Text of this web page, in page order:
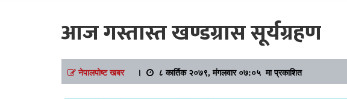
आज गस्तास्त खण्डग्रास सूर्यग्रहण
नेपालपोष्ट खबर। ८ कार्तिक २०७९, मंगलवार ०७:०५ मा प्रकाशित